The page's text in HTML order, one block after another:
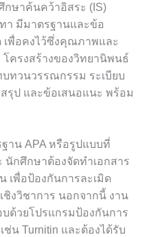
ษาค้นคว้าอิสระ (IS)
า มีมาตรฐานและข้อ
เพื่อคงไว้ซึ่งคุณภาพและ
ครงสร้างของวิทยานิพนธ์
ทวนวรรณกรรม ระเบียบ
รุป และข้อเสนอแนะ พร้อม
าน APA หรือรูปแบบที่
นักศึกษาต้องจัดทำเอกสาร
เพื่อป้องกันการละเมิด
งวิชาการ นอกจากนี้ งาน
ด้วยโปรแกรมป้องกันการ
ช่น Turnitin และต้องได้รับ